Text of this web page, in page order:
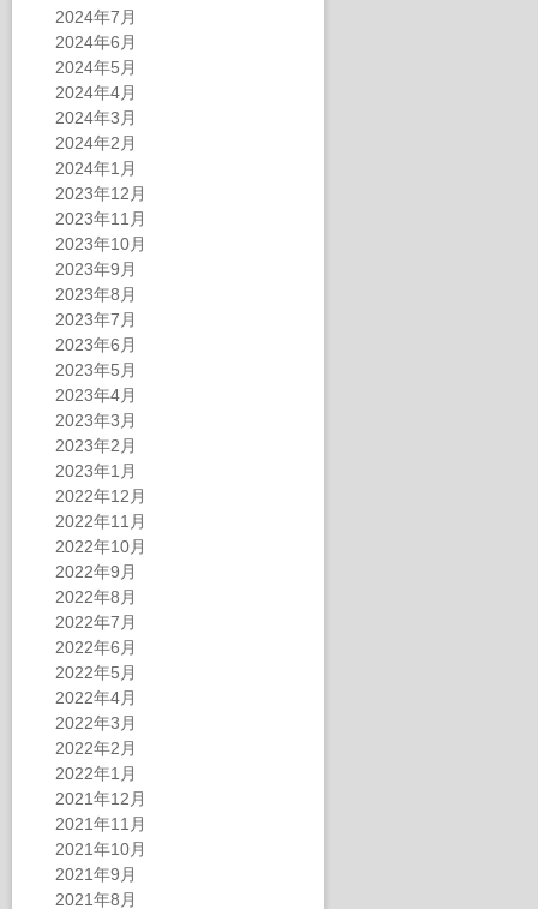
2024年7月
2024年6月
2024年5月
2024年4月
2024年3月
2024年2月
2024年1月
2023年12月
2023年11月
2023年10月
2023年9月
2023年8月
2023年7月
2023年6月
2023年5月
2023年4月
2023年3月
2023年2月
2023年1月
2022年12月
2022年11月
2022年10月
2022年9月
2022年8月
2022年7月
2022年6月
2022年5月
2022年4月
2022年3月
2022年2月
2022年1月
2021年12月
2021年11月
2021年10月
2021年9月
2021年8月